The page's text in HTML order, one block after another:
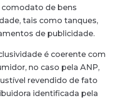
de bens
tais como tanques,
de publicidade.
é coerente com
no caso pela ANP,
revendido de fato
identificada pela